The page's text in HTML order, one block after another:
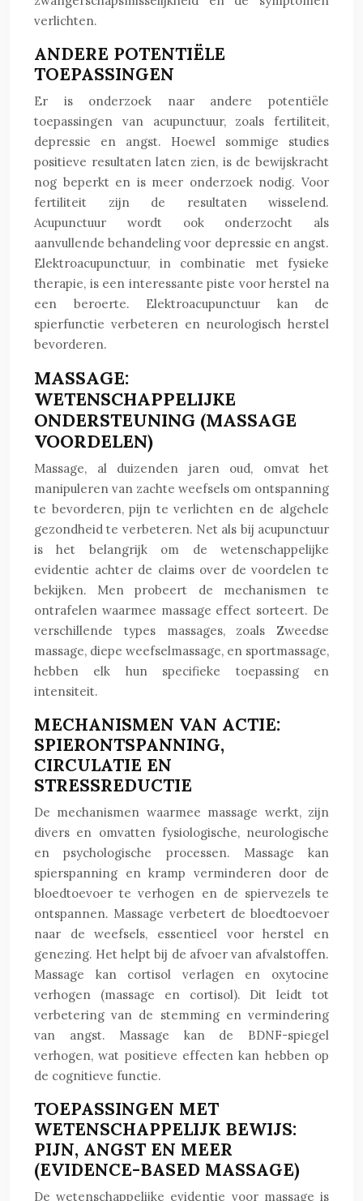
verlichten.
ANDERE POTENTIËLE
TOEPASSINGEN
Er is onderzoek naar andere potentiële
toepassingen van acupunctuur, zoals fertiliteit,
depressie en angst. Hoewel sommige studies
positieve resultaten laten zien, is de bewijskracht
nog beperkt en is meer onderzoek nodig. Voor
fertiliteit zijn de resultaten wisselend.
Acupunctuur wordt ook onderzocht als
aanvullende behandeling voor depressie en angst.
Elektroacupunctuur, in combinatie met fysieke
therapie, is een interessante piste voor herstel na
een beroerte. Elektroacupunctuur kan de
spierfunctie verbeteren en neurologisch herstel
bevorderen.
MASSAGE:
WETENSCHAPPELIJKE
ONDERSTEUNING (MASSAGE
VOORDELEN)
Massage, al duizenden jaren oud, omvat het
manipuleren van zachte weefsels om ontspanning
te bevorderen, pijn te verlichten en de algehele
gezondheid te verbeteren. Net als bij acupunctuur
is het belangrijk om de wetenschappelijke
evidentie achter de claims over de voordelen te
bekijken. Men probeert de mechanismen te
ontrafelen waarmee massage effect sorteert. De
verschillende types massages, zoals Zweedse
massage, diepe weefselmassage, en sportmassage,
hebben elk hun specifieke toepassing en
intensiteit.
MECHANISMEN VAN ACTIE:
SPIERONTSPANNING,
CIRCULATIE EN
STRESSREDUCTIE
De mechanismen waarmee massage werkt, zijn
divers en omvatten fysiologische, neurologische
en psychologische processen. Massage kan
spierspanning en kramp verminderen door de
bloedtoevoer te verhogen en de spiervezels te
ontspannen. Massage verbetert de bloedtoevoer
naar de weefsels, essentieel voor herstel en
genezing. Het helpt bij de afvoer van afvalstoffen.
Massage kan cortisol verlagen en oxytocine
verhogen (massage en cortisol). Dit leidt tot
verbetering van de stemming en vermindering
van angst. Massage kan de BDNF-spiegel
verhogen, wat positieve effecten kan hebben op
de cognitieve functie.
TOEPASSINGEN MET
WETENSCHAPPELIJK BEWIJS:
PIJN, ANGST EN MEER
(EVIDENCE-BASED MASSAGE)
De wetenschappelijke evidentie voor massage is